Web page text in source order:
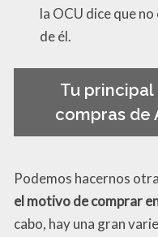
la OCU dice que
de él.
Tu
compras de
Podemos hacernos
el motivo de comprar
cabo, hay una gran